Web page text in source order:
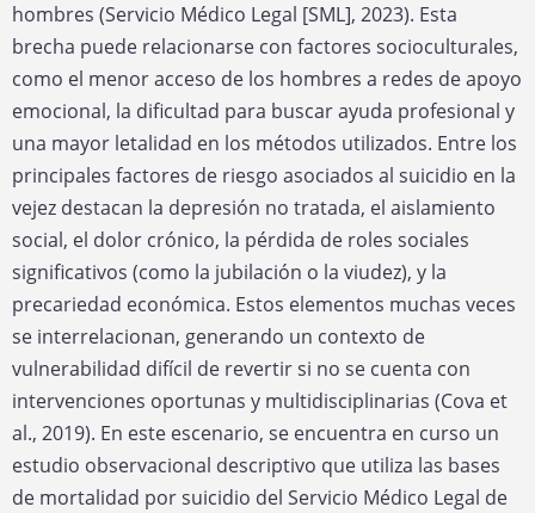
hombres (Servicio Médico Legal [SML], 2023). Esta
brecha puede relacionarse con factores socioculturales,
como el menor acceso de los hombres a redes de apoyo
emocional, la dificultad para buscar ayuda profesional y
una mayor letalidad en los métodos utilizados. Entre los
principales factores de riesgo asociados al suicidio en la
vejez destacan la depresión no tratada, el aislamiento
social, el dolor crónico, la pérdida de roles sociales
significativos (como la jubilación o la viudez), y la
precariedad económica. Estos elementos muchas veces
se interrelacionan, generando un contexto de
vulnerabilidad difícil de revertir si no se cuenta con
intervenciones oportunas y multidisciplinarias (Cova et
al., 2019). En este escenario, se encuentra en curso un
estudio observacional descriptivo que utiliza las bases
de mortalidad por suicidio del Servicio Médico Legal de